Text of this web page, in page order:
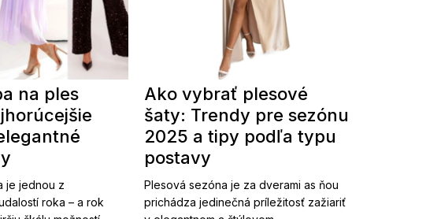
na ples
je jednou z
roka – a rok
Ako vybrať plesové
šaty: Trendy pre sezónu
2025 a tipy podľa typu
postavy
Plesová sezóna je za dverami as ňou
prichádza jedinečná príležitosť zažiariť